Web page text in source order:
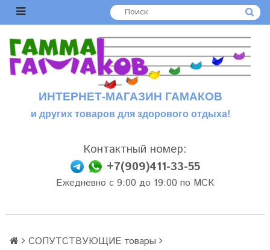
ИНТЕРНЕТ-МАГАЗИН ГАМАКОВ
и других товаров для здорового отдыха!
Контактный номер:
+7(909)411-33-55
Ежедневно с 9:00 до 19:00 по МСК
СОПУТСТВУЮЩИЕ товары